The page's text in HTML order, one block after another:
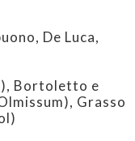
De Luca,
Bortoletto e
Grasso